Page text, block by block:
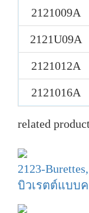
2121009A
2121U09A
2121012A
2121016A
related
2123-
บิวเรตต์แบบค